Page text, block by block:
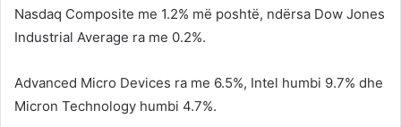
Nasdaq Composite me 1.2% më poshtë, ndërsa Dow Jones
Industrial Average ra me 0.2%.
Advanced Micro Devices ra me 6.5%, Intel humbi 9.7% dhe
Micron Technology humbi 4.7%.